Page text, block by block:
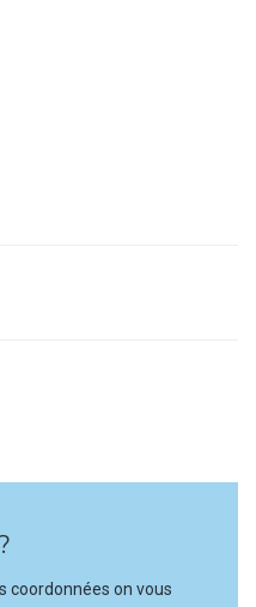
coordonnées on vous